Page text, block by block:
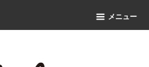
メニュー